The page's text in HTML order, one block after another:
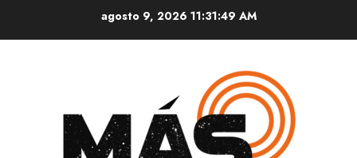
agosto 9, 2026 11:31:50 AM